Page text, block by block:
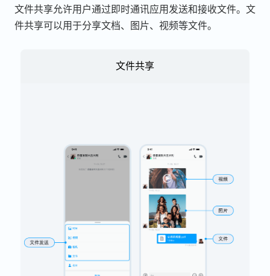
文件共享允许用户通过即时通讯应用发送和接收文件。文
件共享可以用于分享文档、图片、视频等文件。
文件共享